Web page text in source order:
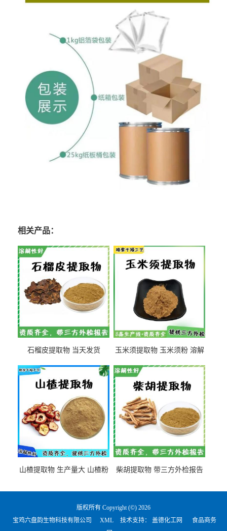
相关产品：
石榴皮提取物 当天发货
玉米须提取物 玉米须粉 溶解
山楂提取物 生产量大 山楂粉 柴胡提取物 带三方外检报告
版权所有 Copyright (©) 2026
宝鸡六盘韵生物科技有限公司
XML 技术支持： 盖德化工网
食品商务